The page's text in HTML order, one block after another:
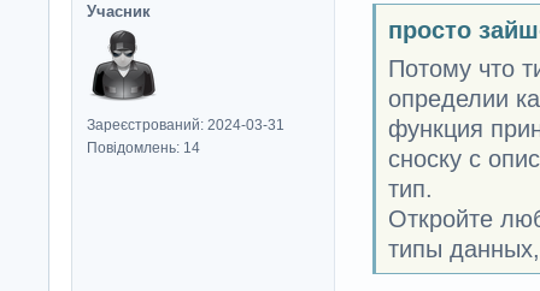
Учасник
Зареєстрований: 2024-03-31
Повідомлень: 14
просто
Потому что
определии
функция
сноску с
тип.
Откройте
типы